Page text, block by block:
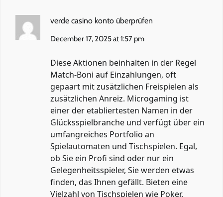
verde casino konto überprüfen
December 17, 2025 at 1:57 pm
Diese Aktionen beinhalten in der Regel
Match-Boni auf Einzahlungen, oft
gepaart mit zusätzlichen Freispielen als
zusätzlichen Anreiz. Microgaming ist
einer der etabliertesten Namen in der
Glücksspielbranche und verfügt über ein
umfangreiches Portfolio an
Spielautomaten und Tischspielen. Egal,
ob Sie ein Profi sind oder nur ein
Gelegenheitsspieler, Sie werden etwas
finden, das Ihnen gefällt. Bieten eine
Vielzahl von Tischspielen wie Poker,